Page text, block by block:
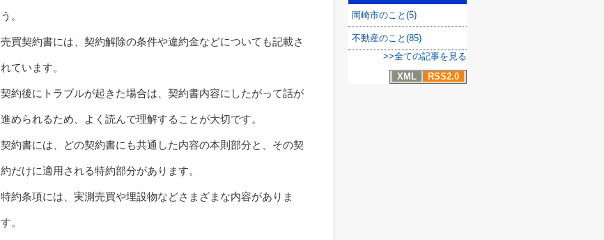
う。
売買契約書には、契約解除の条件や違約金などについても記載さ
れています。
契約後にトラブルが起きた場合は、契約書内容にしたがって話が
進められるため、よく読んで理解することが大切です。
契約書には、どの契約書にも共通した内容の本則部分と、その契
約だけに適用される特約部分があります。
特約条項には、実測売買や埋設物などさまざまな内容がありま
す。
岡崎市のこと(5)
不動産のこと(85)
>>全ての記事を見る
XML
RSS2.0